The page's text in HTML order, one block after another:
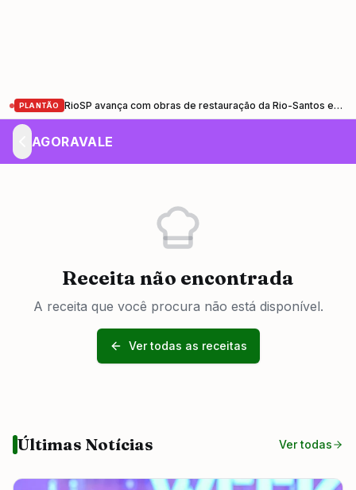
PLANTÃO RioSP avança com obras de restauração da Rio-Santos entre Santa Cruz (RJ) e Ubatuba (SP)
AGORAVALE
Receita não encontrada
A receita que você procura não está disponível.
Ver todas as receitas
Últimas Notícias Ver todas